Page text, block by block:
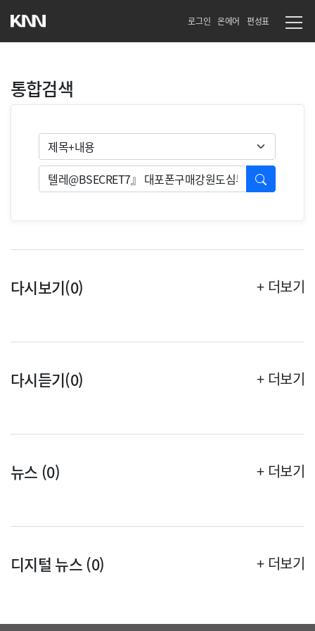
로그인 온에어 편성표
통합검색
검색유형
검색
다시보기(0) + 더보기
다시듣기(0) + 더보기
뉴스 (0) + 더보기
디지털 뉴스 (0) + 더보기